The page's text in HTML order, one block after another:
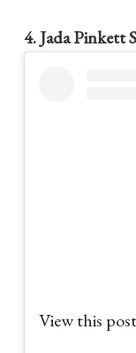
4. Jada Pinkett
View this